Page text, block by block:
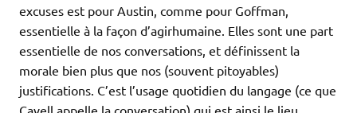
excuses est pour Austin, comme pour Goffman,
essentielle à la façon d’agirhumaine. Elles sont une part
essentielle de nos conversations, et définissent la
morale bien plus que nos (souvent pitoyables)
justifications. C’est l’usage quotidien du langage (ce que